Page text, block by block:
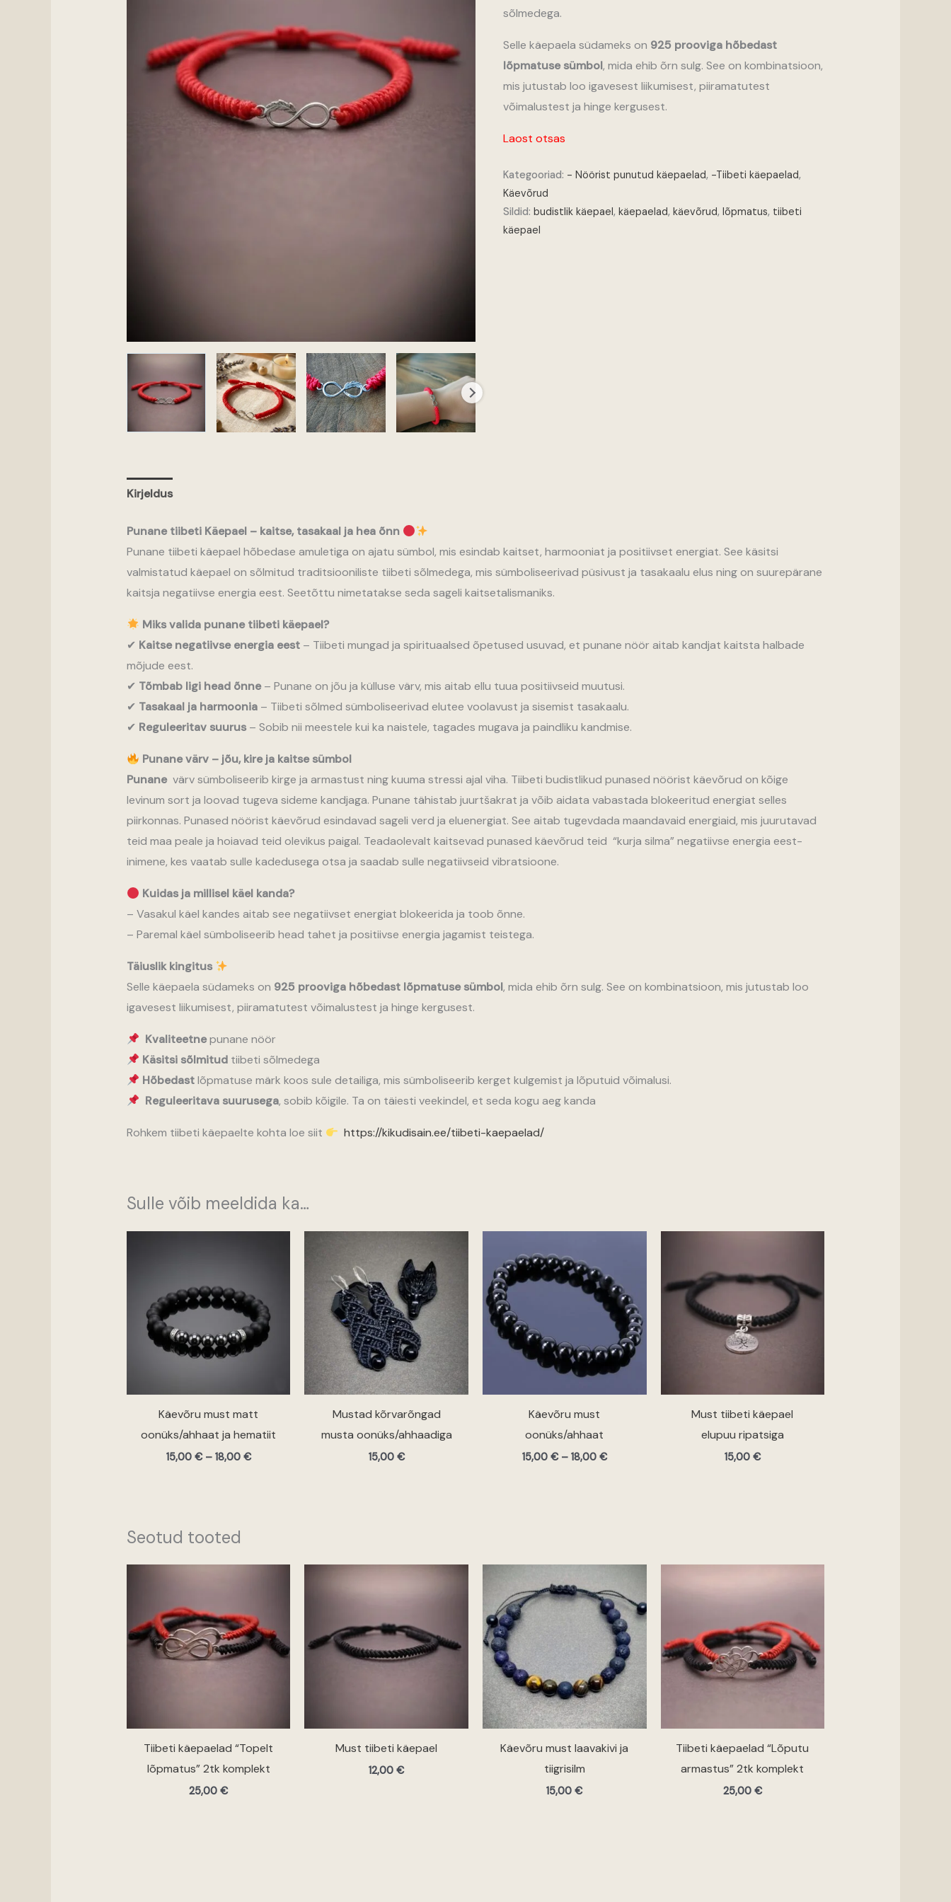
sõlmedega.
Selle käepaela südameks on 925 prooviga hõbedast
lõpmatuse sümbol, mida ehib õrn sulg. See on kombinatsioon,
mis jutustab loo igavesest liikumisest, piiramatutest
võimalustest ja hinge kergusest.
Laost otsas
Kategooriad: - Nöörist punutud käepaelad, -Tiibeti käepaelad,
Käevõrud
Sildid:budistlik käepael,käepaelad,käevõrud,lõpmatus, tiibeti
käepael
Kirjeldus
Punane tiibeti Käepael – kaitse, tasakaal ja hea õnn
Punane tiibeti käepael hõbedase amuletiga on ajatu sümbol, mis esindab kaitset, harmooniat ja positiivset energiat. See käsitsi
valmistatud käepael on sõlmitud traditsiooniliste tiibeti sõlmedega, mis sümboliseerivad püsivust ja tasakaalu elus ning on suurepärane
kaitsja negatiivse energia eest. Seetõttu nimetatakse seda sageli kaitsetalismaniks.
Miks valida punane tiibeti käepael?
✔ Kaitse negatiivse energia eest– Tiibeti mungad ja spirituaalsed õpetused usuvad, et punane nöör aitab kandjat kaitsta halbade
mõjude eest.
✔ Tõmbab ligi head õnne– Punane on jõu ja külluse värv, mis aitab ellu tuua positiivseid muutusi.
✔ Tasakaal ja harmoonia– Tiibeti sõlmed sümboliseerivad elutee voolavust ja sisemist tasakaalu.
✔ Reguleeritav suurus– Sobib nii meestele kui ka naistele, tagades mugava ja paindliku kandmise.
Punane värv – jõu, kire ja kaitse sümbol
Punane värv sümboliseerib kirge ja armastust ning kuuma stressi ajal viha. Tiibeti budistlikud punased nöörist käevõrud on kõige
levinum sort ja loovad tugeva sideme kandjaga. Punane tähistab juurtšakrat ja võib aidata vabastada blokeeritud energiat selles
piirkonnas. Punased nöörist käevõrud esindavad sageli verd ja eluenergiat. See aitab tugevdada maandavaid energiaid, mis juurutavad
teid maa peale ja hoiavad teid olevikus paigal. Teadaolevalt kaitsevad punased käevõrud teid “kurja silma” negatiivse energia eest-
inimene, kes vaatab sulle kadedusega otsa ja saadab sulle negatiivseid vibratsioone.
Kuidas ja millisel käel kanda?
– Vasakul käel kandes aitab see negatiivset energiat blokeerida ja toob õnne.
– Paremal käel sümboliseerib head tahet ja positiivse energia jagamist teistega.
Täiuslik kingitus
Selle käepaela südameks on 925 prooviga hõbedast lõpmatuse sümbol, mida ehib õrn sulg. See on kombinatsioon, mis jutustab loo
igavesest liikumisest, piiramatutest võimalustest ja hinge kergusest.
Kvaliteetnepunane nöör
Käsitsi sõlmitudtiibeti sõlmedega
Hõbedastlõpmatuse märk koos sule detailiga, mis sümboliseerib kerget kulgemist ja lõputuid võimalusi.
Reguleeritava suurusega, sobib kõigile. Ta on täiesti veekindel, et seda kogu aeg kanda
Rohkem tiibeti käepaelte kohta loe siit https://kikudisain.ee/tiibeti-kaepaelad/
Sulle võib meeldida ka…
Käevõru must matt
oonüks/ahhaat ja hematiit
15,00 € – 18,00 €
Mustad kõrvarõngad
musta oonüks/ahhaadiga
15,00 €
Käevõru must
oonüks/ahhaat
15,00 € – 18,00 €
18,00 €
Must tiibeti käepael
elupuu ripatsiga
15,00 €
Seotud tooted
Tiibeti käepaelad “Topelt
lõpmatus” 2tk komplekt
25,00€
Must tiibeti käepael
12,00€
Käevõru must laavakivi ja
tiigrisilm
15,00€
Tiibeti käepaelad “Lõputu
armastus” 2tk komplekt
25,00 €